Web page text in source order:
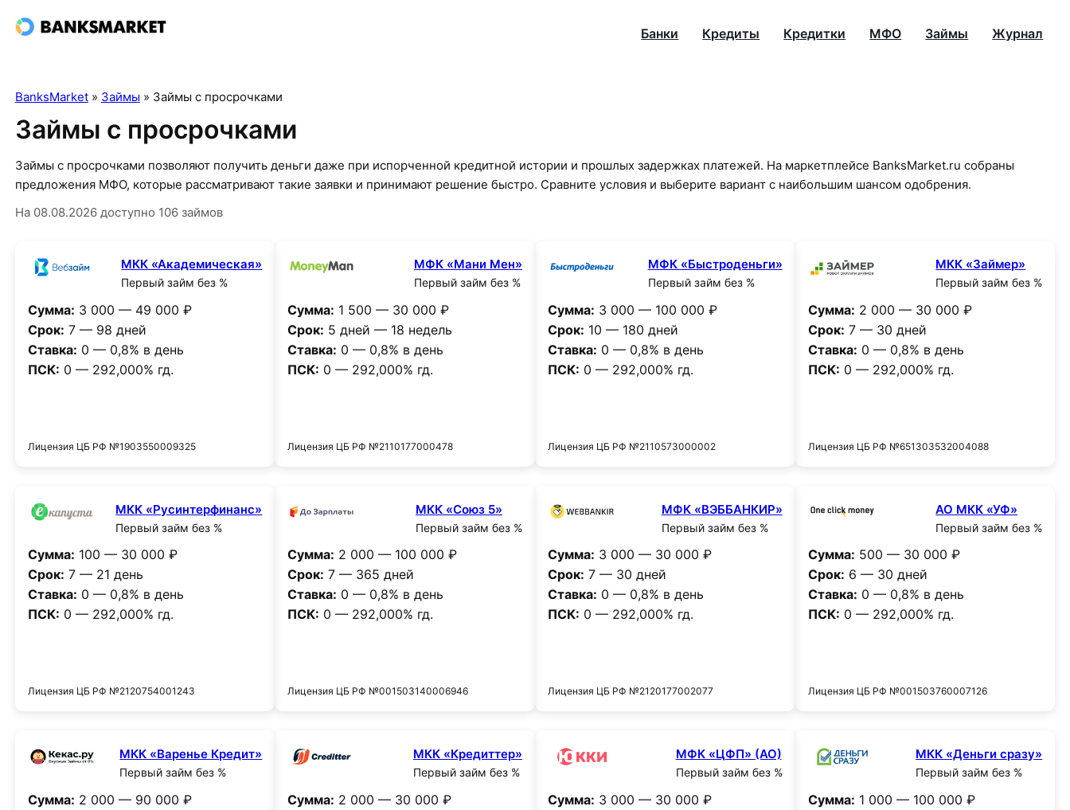
Банки Кредиты Кредитки МФО Займы Журнал
BanksMarket» Займы » Займы с просрочками
Займы с просрочками
Займы с просрочками позволяют получить деньги даже при испорченной кредитной истории и прошлых задержках платежей. На маркетплейсе BanksMarket.ru собраны
предложения МФО, которые рассматривают такие заявки и принимают решение быстро. Сравните условия и выберите вариант с наибольшим шансом одобрения.
На 08.08.2026 доступно 106 займов
МКК «Академическая»
Первый займ без %
Сумма: 3 000 — 49 000 ₽
Срок: 7 — 98 дней
Ставка: 0 — 0,8% в день
ПСК: 0 — 292,000% гд.
Лицензия ЦБ РФ №1903550009325
МФК «Мани Мен»
Первый займ без %
Сумма: 1 500 — 30 000 ₽
Срок: 5 дней — 18 недель
Ставка: 0 — 0,8% в день
ПСК: 0 — 292,000% гд.
Лицензия ЦБ РФ №2110177000478
МФК «Быстроденьги»
Первый займ без %
Сумма: 3 000 — 100 000 ₽
Срок: 10 — 180 дней
Ставка: 0 — 0,8% в день
ПСК: 0 — 292,000% гд.
Лицензия ЦБ РФ №2110573000002
МКК «Займер»
Первый займ без %
Сумма: 2 000 — 30 000 ₽
Срок: 7 — 30 дней
Ставка: 0 — 0,8% в день
ПСК: 0 — 292,000% гд.
Лицензия ЦБ РФ №651303532004088
МКК «Русинтерфинанс»
Первый займ без %
Сумма: 100 — 30 000 ₽
Срок: 7 — 21 день
Ставка: 0 — 0,8% в день
ПСК: 0 — 292,000% гд.
Лицензия ЦБ РФ №2120754001243
МКК «Союз 5»
Первый займ без %
Сумма: 2 000 — 100 000 ₽
Срок: 7 — 365 дней
Ставка: 0 — 0,8% в день
ПСК: 0 — 292,000% гд.
Лицензия ЦБ РФ №001503140006946
МФК «ВЭББАНКИР»
Первый займ без %
Сумма: 3 000 — 30 000 ₽
Срок: 7 — 30 дней
Ставка: 0 — 0,8% в день
ПСК: 0 — 292,000% гд.
Лицензия ЦБ РФ №2120177002077
АО МКК «УФ»
Первый займ без %
Сумма: 500 — 30 000 ₽
Срок: 6 — 30 дней
Ставка: 0 — 0,8% в день
ПСК: 0 — 292,000% гд.
Лицензия ЦБ РФ №001503760007126
МКК «Варенье Кредит»
Первый займ без %
Сумма: 2 000 — 90 000 ₽
МКК «Кредиттер»
Первый займ без %
Сумма: 2 000 — 30 000 ₽
МФК «ЦФП» (АО)
Первый займ без %
Сумма: 3 000 — 30 000 ₽
МКК «Деньги сразу»
Первый займ без %
Сумма: 1 000 — 100 000 ₽